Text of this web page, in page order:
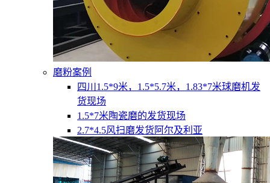
磨粉案例
四川1.5*9米，1.5*5.7米，1.83*7米球磨机发
货现场
1.5*7米陶瓷磨的发货现场
2.7*4.5风扫磨发货阿尔及利亚